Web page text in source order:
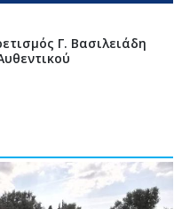
Γ. Βασιλειάδη